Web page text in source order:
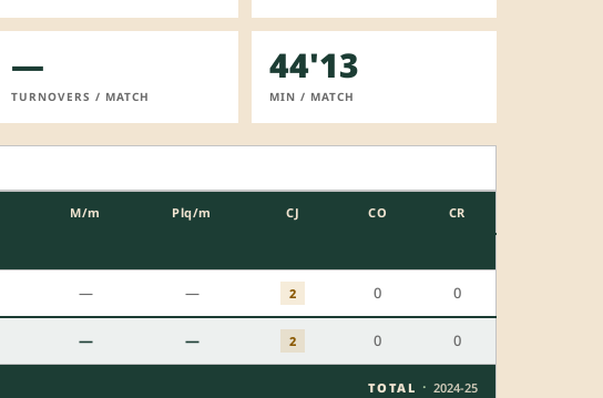
—
TURNOVERS / MATCH
44'13
MIN / MATCH
M/m Plq/m CJ CO CR
— — 2 0 0
— — 2 0 0
TOTAL · 2024-25